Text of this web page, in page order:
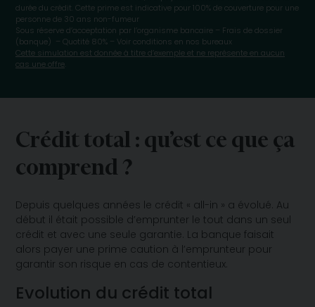
durée du crédit. Cette prime est indicative pour 100% de couverture pour une
personne de 30 ans non-fumeur
Sous réserve d’acceptation par l’organisme bancaire – Frais de dossier
(banque) – Quotité 80% – Voir conditions en nos bureaux
Cette simulation est donnée à titre d’exemple et ne représente en aucun
cas une offre
Crédit total : qu’est ce que ça
comprend ?
Depuis quelques années le crédit « all-in » a évolué. Au
début il était possible d’emprunter le tout dans un seul
crédit et avec une seule garantie. La banque faisait
alors payer une prime caution à l’emprunteur pour
garantir son risque en cas de contentieux.
Evolution du crédit total